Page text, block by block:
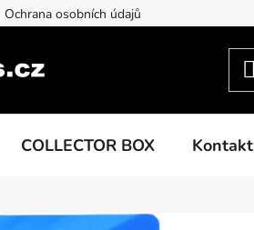
Ochrana osobních údajů
COLLECTOR BOX Kontakt